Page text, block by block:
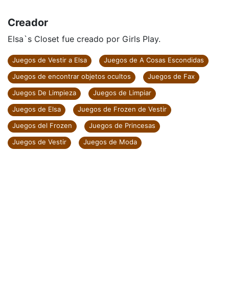
Creador
Elsa`s Closet fue creado por Girls Play.
Juegos de Vestir a Elsa
Juegos de A Cosas Escondidas
Juegos de encontrar objetos ocultos
Juegos de Fax
Juegos De Limpieza
Juegos de Limpiar
Juegos de Elsa
Juegos de Frozen de Vestir
Juegos del Frozen
Juegos de Princesas
Juegos de Vestir
Juegos de Moda